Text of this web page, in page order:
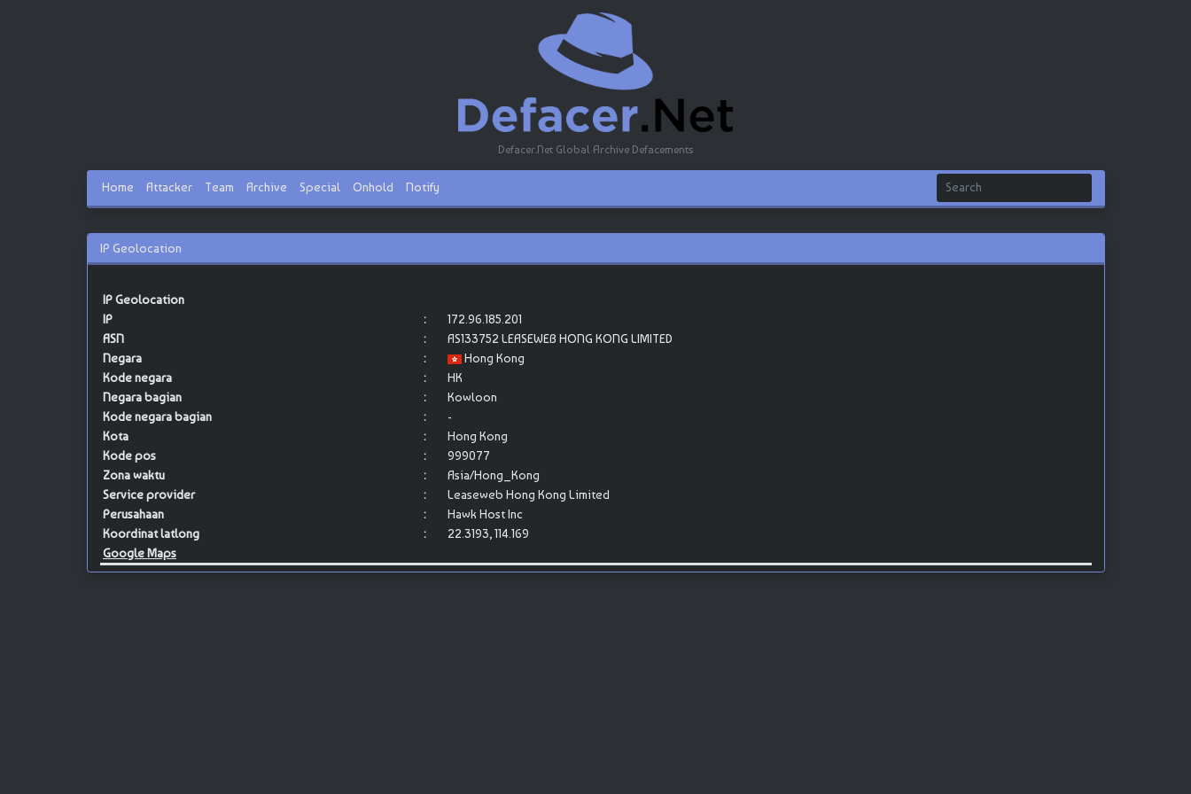
Defacer.Net Global Archive Defacements
Home Attacker Team Archive Special Onhold Notify
IP Geolocation
IP Geolocation
IP
:
172.96.185.201
ASN
:
AS133752 LEASEWEB HONG KONG LIMITED
Negara
:
Hong Kong
Kode negara
:
HK
Negara bagian
:
Kowloon
Kode negara bagian
:
-
Kota
:
Hong Kong
Kode pos
:
999077
Zona waktu
:
Asia/Hong_Kong
Service provider
:
Leaseweb Hong Kong Limited
Perusahaan
:
Hawk Host Inc
Koordinat latlong
:
22.3193, 114.169
Google Maps